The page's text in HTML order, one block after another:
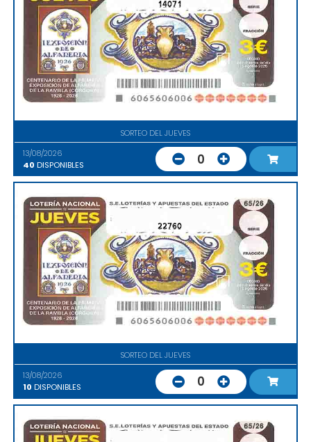
14071
SORTEO DEL JUEVES
13/08/2026
40 DISPONIBLES 0
22760
SORTEO DEL JUEVES
13/08/2026
10 DISPONIBLES 0